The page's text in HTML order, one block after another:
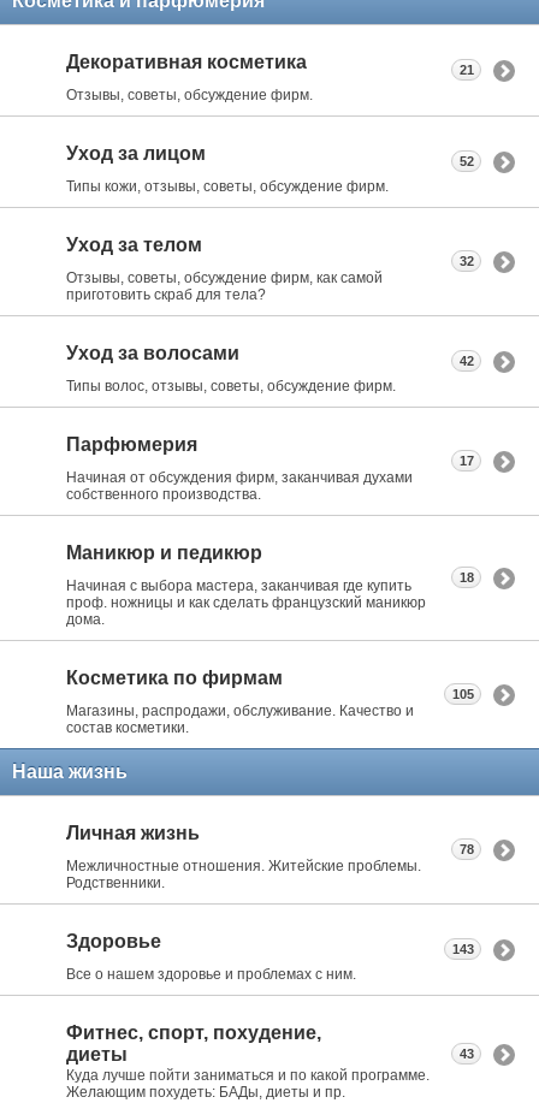
Декоративная косметика
Отзывы, советы, обсуждение фирм.
21
Уход за лицом
Типы кожи, отзывы, советы, обсуждение фирм.
52
Уход за телом
Отзывы, советы, обсуждение фирм, как самой
приготовить скраб для тела?
32
Уход за волосами
Типы волос, отзывы, советы, обсуждение фирм.
42
Парфюмерия
Начиная от обсуждения фирм, заканчивая духами
собственного производства.
17
Маникюр и педикюр
Начиная с выбора мастера, заканчивая где купить
проф. ножницы и как сделать французский маникюр
дома.
18
Косметика по фирмам
Магазины, распродажи, обслуживание. Качество и
состав косметики.
105
Наша жизнь
Личная жизнь
Межличностные отношения. Житейские проблемы.
Родственники.
78
Здоровье
Все о нашем здоровье и проблемах с ним.
143
Фитнес, спорт, похудение,
диеты
Куда лучше пойти заниматься и по какой программе.
Желающим похудеть: БАДы, диеты и пр.
43